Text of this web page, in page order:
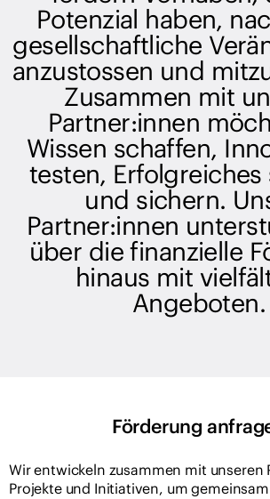
Potenzial haben,
gesellschaftliche
anzustossen und
Zusammen mit
Partner:innen
Wissen schaffen,
testen, Erfolgreiches
und sichern.
Partner:innen
über die finanzielle
hinaus mit
Angeboten.
Förderung
Wir entwickeln zusammen mit unseren
Projekte und Initiativen, um